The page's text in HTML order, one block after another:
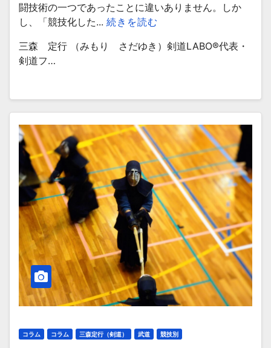
闘技術の一つであったことに違いありません。しか
し、「競技化した... 続きを読む
三森 定行 （みもり さだゆき）剣道LABO®︎代表・
剣道フ…
コラム コラム 三森定行（剣道） 武道 競技別